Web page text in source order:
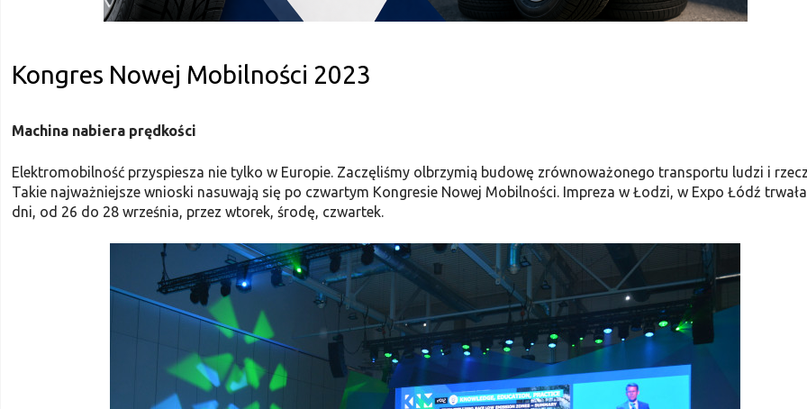
Kongres Nowej Mobilności 2023
Machina nabiera prędkości
Elektromobilność przyspiesza nie tylko w Europie. Zaczęliśmy olbrzymią budowę zrównoważonego transportu ludzi i
Takie najważniejsze wnioski nasuwają się po czwartym Kongresie Nowej Mobilności. Impreza w Łodzi, w Expo Łódź
dni, od 26 do 28 września, przez wtorek, środę, czwartek.